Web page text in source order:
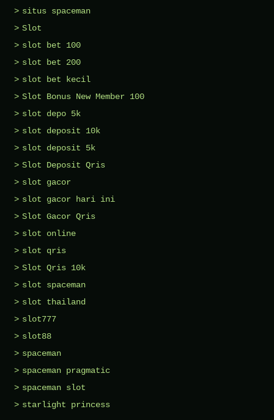
situs spaceman
Slot
slot bet 100
slot bet 200
slot bet kecil
Slot Bonus New Member 100
slot depo 5k
slot deposit 10k
slot deposit 5k
Slot Deposit Qris
slot gacor
slot gacor hari ini
Slot Gacor Qris
slot online
slot qris
Slot Qris 10k
slot spaceman
slot thailand
slot777
slot88
spaceman
spaceman pragmatic
spaceman slot
starlight princess